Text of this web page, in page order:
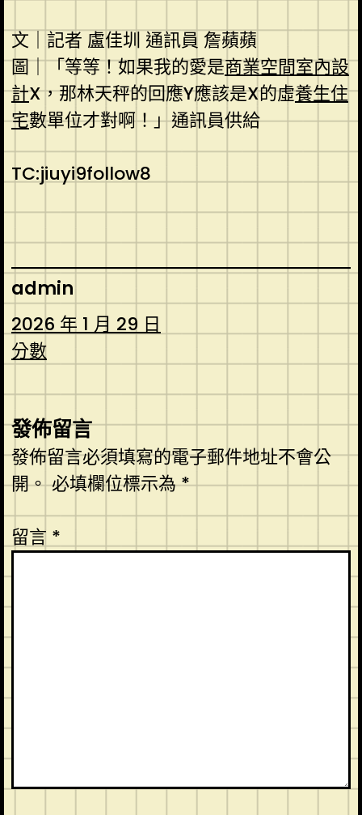
文｜記者 盧佳圳 通訊員 詹蘋蘋
圖｜「等等！如果我的愛是商業空間室內設
計X，那林天秤的回應Y應該是X的虛養生住
宅數單位才對啊！」通訊員供給
TC:jiuyi9follow8
admin
2026 年 1 月 29 日
分數
發佈留言
發佈留言必須填寫的電子郵件地址不會公
開。必填欄位標示為*
留言 *